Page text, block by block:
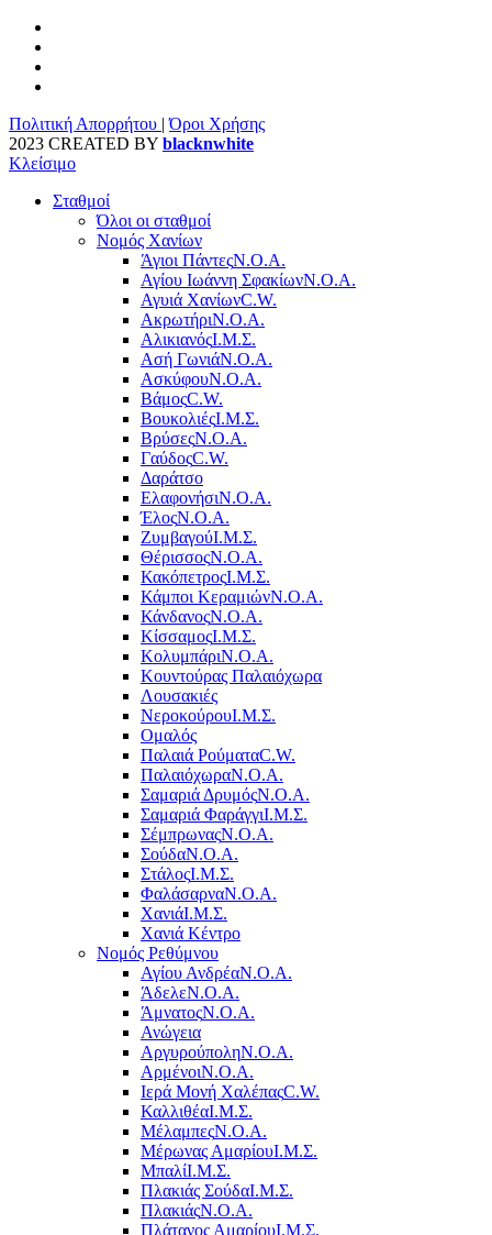
Πολιτική Απορρήτου |Όροι Χρήσης
2023 CREATED BY blacknwhite
Κλείσιμο
Σταθμοί
Όλοι οι σταθμοί
Νομός Χανίων
Άγιοι ΠάντεςΝ.Ο.Α.
Αγίου Ιωάννη ΣφακίωνΝ.Ο.Α.
Αγυιά ΧανίωνC.W.
ΑκρωτήριΝ.Ο.Α.
ΑλικιανόςΙ.Μ.Σ.
Ασή ΓωνιάΝ.Ο.Α.
ΑσκύφουΝ.Ο.Α.
ΒάμοςC.W.
ΒουκολιέςΙ.Μ.Σ.
ΒρύσεςΝ.Ο.Α.
ΓαύδοςC.W.
Δαράτσο
ΕλαφονήσιΝ.Ο.Α.
ΈλοςΝ.Ο.Α.
ΖυμβαγούΙ.Μ.Σ.
ΘέρισσοςΝ.Ο.Α.
ΚακόπετροςΙ.Μ.Σ.
Κάμποι ΚεραμιώνΝ.Ο.Α.
ΚάνδανοςΝ.Ο.Α.
ΚίσσαμοςΙ.Μ.Σ.
ΚολυμπάριΝ.Ο.Α.
Κουντούρας Παλαιόχωρα
Λουσακιές
ΝεροκούρουΙ.Μ.Σ.
Ομαλός
Παλαιά ΡούματαC.W.
ΠαλαιόχωραΝ.Ο.Α.
Σαμαριά ΔρυμόςΝ.Ο.Α.
Σαμαριά ΦαράγγιΙ.Μ.Σ.
ΣέμπρωναςΝ.Ο.Α.
ΣούδαΝ.Ο.Α.
ΣτάλοςΙ.Μ.Σ.
ΦαλάσαρναΝ.Ο.Α.
ΧανιάΙ.Μ.Σ.
Χανιά Κέντρο
Νομός Ρεθύμνου
Αγίου ΑνδρέαΝ.Ο.Α.
ΆδελεΝ.Ο.Α.
ΆμνατοςΝ.Ο.Α.
Ανώγεια
ΑργυρούποληΝ.Ο.Α.
ΑρμένοιΝ.Ο.Α.
Ιερά Μονή ΧαλέπαςC.W.
ΚαλλιθέαΙ.Μ.Σ.
ΜέλαμπεςΝ.Ο.Α.
Μέρωνας ΑμαρίουΙ.Μ.Σ.
ΜπαλίΙ.Μ.Σ.
Πλακιάς ΣούδαΙ.Μ.Σ.
ΠλακιάςΝ.Ο.Α.
Πλάτανος ΑμαρίουΙ.Μ.Σ.